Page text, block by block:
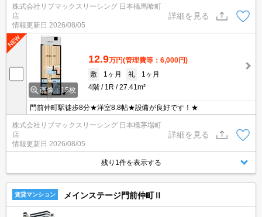
株式会社リブマックスリーシング 日本橋馬喰町
店
情報更新日 2026/08/05
詳細を見る
画像：15枚
12.9万円(管理費等：6,000円)
敷
1ヶ月 礼
1ヶ月
4階
1R 27.41m²
門前仲町駅徒歩8分★洋室8.8帖★設備が良好です！★
株式会社リブマックスリーシング 日本橋茅場町
店
情報更新日 2026/08/05
詳細を見る
残り1件を表示する
賃貸マンション メインステージ門前仲町Ⅱ